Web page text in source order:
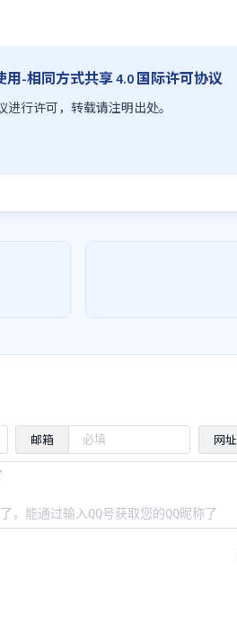
-相同方式共享 4.0 国际许可协议
进行许可，转载请注明出处。
邮箱 网址